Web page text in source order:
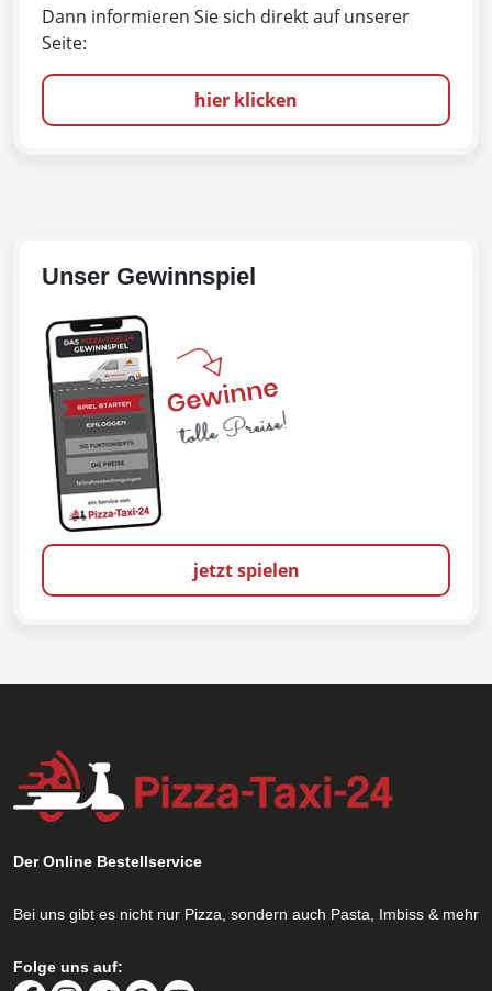
Dann informieren Sie sich direkt auf unserer
Seite:
hier klicken
Unser Gewinnspiel
jetzt spielen
Der Online Bestellservice
Bei uns gibt es nicht nur Pizza, sondern auch Pasta, Imbiss & mehr
Folge uns auf: